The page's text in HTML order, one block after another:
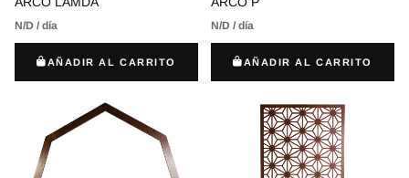
N/D / día
AÑADIR AL CARRITO
N/D / día
AÑADIR AL CARRITO